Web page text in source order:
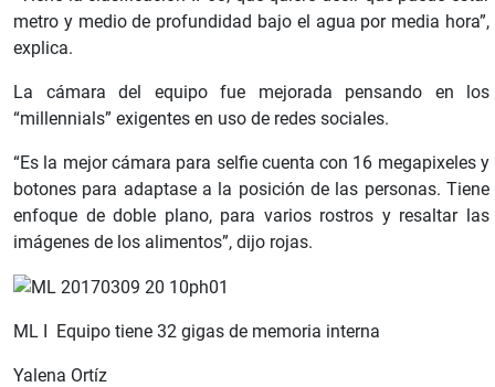
metro y medio de profundidad bajo el agua por media hora”,
explica.
La cámara del equipo fue mejorada pensando en los
“millennials” exigentes en uso de redes sociales.
“Es la mejor cámara para selfie cuenta con 16 megapixeles y
botones para adaptase a la posición de las personas. Tiene
enfoque de doble plano, para varios rostros y resaltar las
imágenes de los alimentos”, dijo rojas.
ML I Equipo tiene 32 gigas de memoria interna
Yalena Ortíz